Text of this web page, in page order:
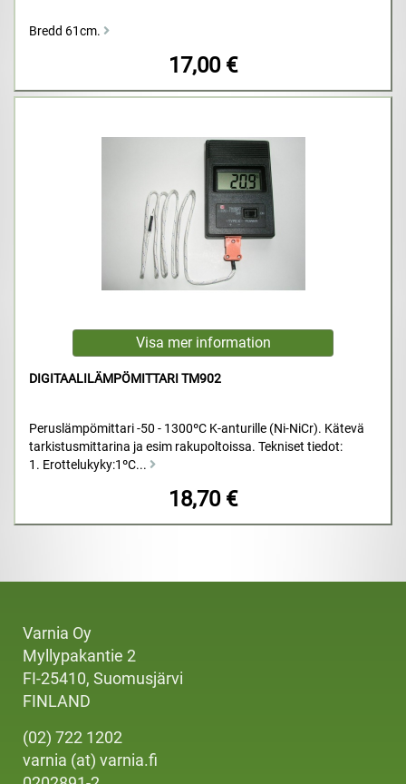
Bredd 61cm.
17,00 €
DIGITAALILÄMPÖMITTARI TM902
Peruslämpömittari -50 - 1300ºC K-anturille (Ni-NiCr). Kätevä
tarkistusmittarina ja esim rakupoltoissa. Tekniset tiedot:
1. Erottelukyky:1ºC...
18,70 €
Varnia Oy
Myllypakantie 2
FI-25410, Suomusjärvi
FINLAND
(02) 722 1202
varnia (at) varnia.fi